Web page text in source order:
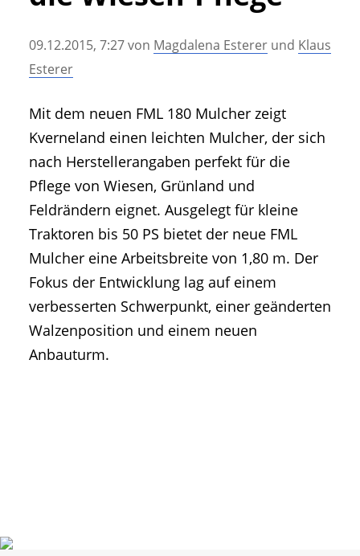
• Messen und Veranstaltungen
• Mitteilung der Redaktion
• Artikel nach Hersteller/Marke
09.12.2015, 7:27von Magdalena Esterer und Klaus
Esterer
Mit dem neuen FML 180 Mulcher zeigt
Kverneland einen leichten Mulcher, der sich
nach Herstellerangaben perfekt für die
Pflege von Wiesen, Grünland und
Feldrändern eignet. Ausgelegt für kleine
Traktoren bis 50 PS bietet der neue FML
Mulcher eine Arbeitsbreite von 1,80 m. Der
Fokus der Entwicklung lag auf einem
verbesserten Schwerpunkt, einer geänderten
Walzenposition und einem neuen
Anbauturm.